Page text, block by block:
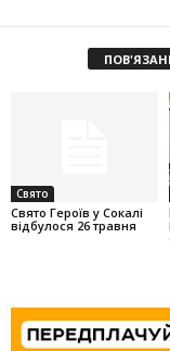
Свято
Свято Героїв у Сокалі
відбулося 26 травня